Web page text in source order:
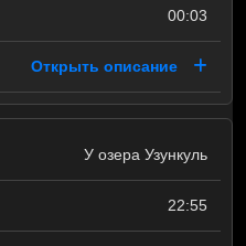
00:03
Открыть описание
У озера Узункуль
22:55